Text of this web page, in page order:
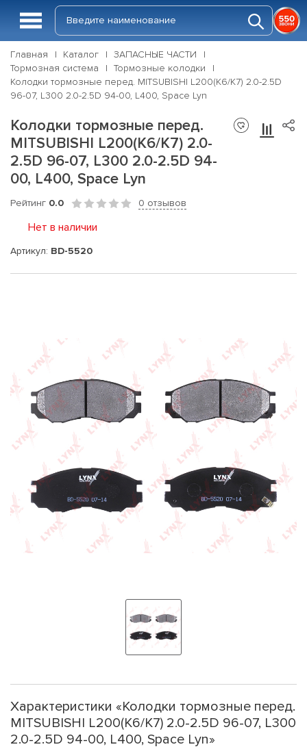
Главная Каталог
ЗАПАСНЫЕ ЧАСТИ
Тормозная система
Тормозные колодки
Колодки тормозные перед. MITSUBISHI L200(K6/K7) 2.0-2.5D
96-07, L300 2.0-2.5D 94-00, L400, Space Lyn
Колодки тормозные перед.
MITSUBISHI L200(K6/K7) 2.0-
2.5D 96-07, L300 2.0-2.5D 94-
00, L400, Space Lyn
Рейтинг 0.0 0 отзывов
Нет в наличии
Артикул: BD-5520
Характеристики «Колодки тормозные перед.
MITSUBISHI L200(K6/K7) 2.0-2.5D 96-07, L300
2.0-2.5D 94-00, L400, Space Lyn»